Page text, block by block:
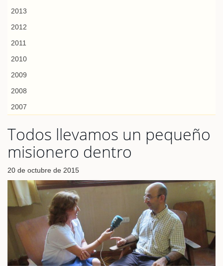
2013
2012
2011
2010
2009
2008
2007
Todos llevamos un pequeño
misionero dentro
20 de octubre de 2015